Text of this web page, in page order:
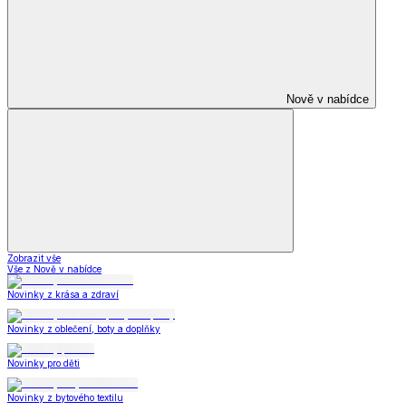
Nově v nabídce
Zobrazit vše
Vše z Nově v nabídce
Novinky z krása a zdraví
Novinky z oblečení, boty a doplňky
Novinky pro děti
Novinky z bytového textilu